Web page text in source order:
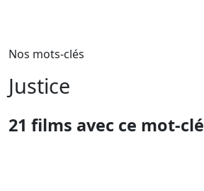
Nos mots-clés
Justice
21 films avec ce mot-clé